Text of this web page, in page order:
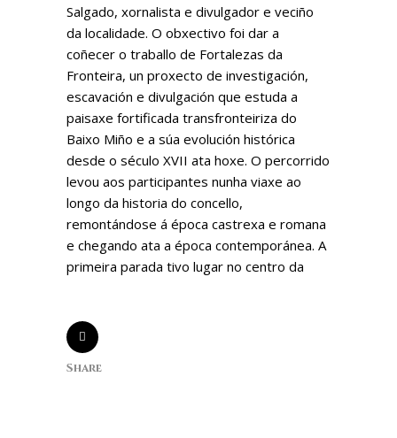
Salgado, xornalista e divulgador e veciño
da localidade. O obxectivo foi dar a
coñecer o traballo de Fortalezas da
Fronteira, un proxecto de investigación,
escavación e divulgación que estuda a
paisaxe fortificada transfronteiriza do
Baixo Miño e a súa evolución histórica
desde o século XVII ata hoxe. O percorrido
levou aos participantes nunha viaxe ao
longo da historia do concello,
remontándose á época castrexa e romana
e chegando ata a época contemporánea. A
primeira parada tivo lugar no centro da
Share